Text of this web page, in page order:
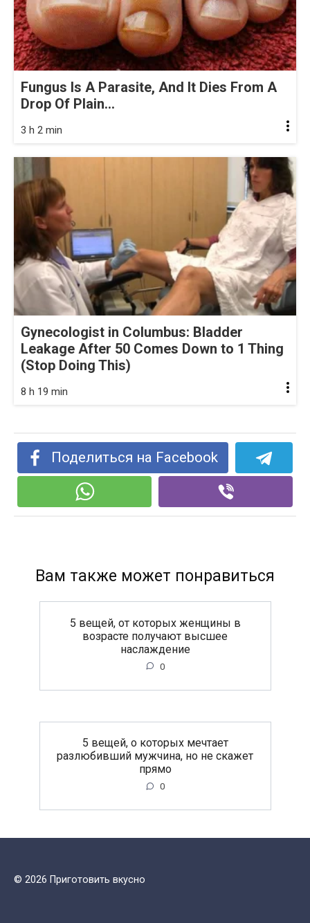
Fungus Is A Parasite, And It Dies From A
Drop Of Plain...
3 h 2 min
Gynecologist in Columbus: Bladder
Leakage After 50 Comes Down to 1 Thing
(Stop Doing This)
8 h 19 min
Поделиться на Facebook
Вам также может понравиться
5 вещей, от которых женщины в
возрасте получают высшее
наслаждение
0
5 вещей, о которых мечтает
разлюбивший мужчина, но не скажет
прямо
0
© 2026 Приготовить вкусно